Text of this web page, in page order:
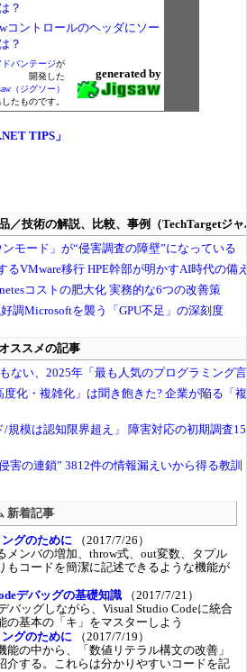
？
コントロールのヘッダにソー
？
ドバンテージが
開発した
（ジグソー）
たものです。
generated by
.NET TIPS」
新着記事
グのために （2017/7/26）
ンバの増加、throw式、out変数、タプル
もコードを簡潔に記述できるような機能が
デバッグの基礎知識 （2017/7/21）
バッグしながら、Visual Studio Codeに統合
の基本の「キ」をマスターしよう
グのために （2017/7/19）
の中から、「数値リテラル構文の改善」
介する。これらは分かりやすいコードを記